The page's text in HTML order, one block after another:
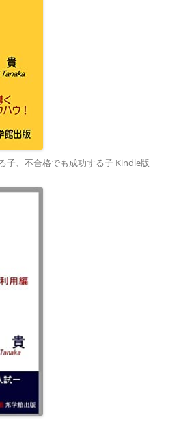
子、不合格でも成功する子 Kindle版